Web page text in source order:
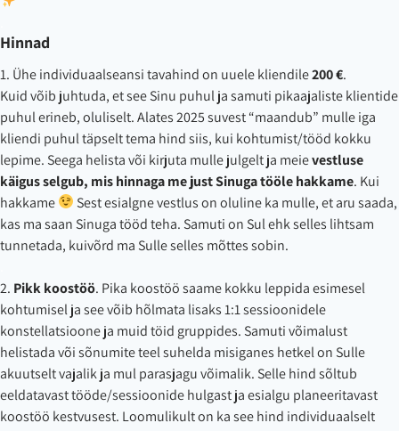
Hinnad
1. Ühe individuaalseansi tavahind on uuele kliendile200 €.
Kuid võib juhtuda, et see Sinu puhul ja samuti pikaajaliste klientide
puhul erineb, oluliselt. Alates 2025 suvest “maandub” mulle iga
kliendi puhul täpselt tema hind siis, kui kohtumist/tööd kokku
lepime. Seega helista või kirjuta mulle julgelt ja meievestluse
käigus selgub, mis hinnaga me just Sinuga tööle hakkame. Kui
hakkame
Sest esialgne vestlus on oluline ka mulle, et aru saada,
kas ma saan Sinuga tööd teha. Samuti on Sul ehk selles lihtsam
tunnetada, kuivõrd ma Sulle selles mõttes sobin.
2. Pikk koostöö. Pika koostöö saame kokku leppida esimesel
kohtumisel ja see võib hõlmata lisaks 1:1 sessioonidele
konstellatsioone ja muid töid gruppides. Samuti võimalust
helistada või sõnumite teel suhelda misiganes hetkel on Sulle
akuutselt vajalik ja mul parasjagu võimalik. Selle hind sõltub
eeldatavast tööde/sessioonide hulgast ja esialgu planeeritavast
koostöö kestvusest. Loomulikult on ka see hind individuaalselt